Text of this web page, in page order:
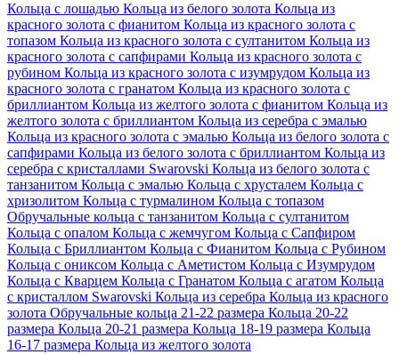
Кольца с лошадью Кольца из белого золота Кольца из
красного золота с фианитом Кольца из красного золота с
топазом Кольца из красного золота с султанитом Кольца из
красного золота с сапфирами Кольца из красного золота с
рубином Кольца из красного золота с изумрудом Кольца из
красного золота с гранатом Кольца из красного золота с
бриллиантом Кольца из желтого золота с фианитом Кольца из
желтого золота с бриллиантом Кольца из серебра с эмалью
Кольца из красного золота с эмалью Кольца из белого золота с
сапфирами Кольца из белого золота с бриллиантом Кольца из
серебра с кристаллами Swarovski Кольца из белого золота с
танзанитом Кольца с эмалью Кольца с хрусталем Кольца с
хризолитом Кольца с турмалином Кольца с топазом
Обручальные кольца с танзанитом Кольца с султанитом
Кольца с опалом Кольца с жемчугом Кольца с Сапфиром
Кольца с Бриллиантом Кольца с Фианитом Кольца с Рубином
Кольца с ониксом Кольца с Аметистом Кольца с Изумрудом
Кольца с Кварцем Кольца с Гранатом Кольца с агатом Кольца
с кристаллом Swarovski Кольца из серебра Кольца из красного
золота Обручальные кольца 21-22 размера Кольца 20-22
размера Кольца 20-21 размера Кольца 18-19 размера Кольца
16-17 размера Кольца из желтого золота